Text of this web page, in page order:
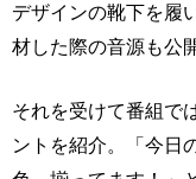
デザインの靴下を履
材した際の音源も公
それを受けて番組で
ントを紹介。「今日